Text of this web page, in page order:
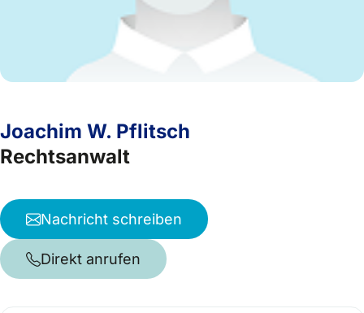
Joachim W. Pflitsch
Rechtsanwalt
Nachricht schreiben
Direkt anrufen